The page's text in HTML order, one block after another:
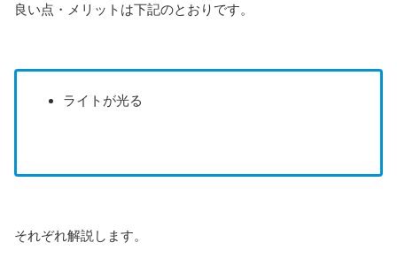
良い点・メリットは下記のとおりです。
ライトが光る
それぞれ解説します。